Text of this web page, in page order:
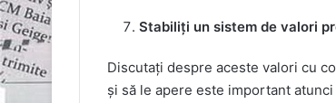
Stabiliți un sistem de valori
Discutați despre aceste valori cu
și să le apere este important